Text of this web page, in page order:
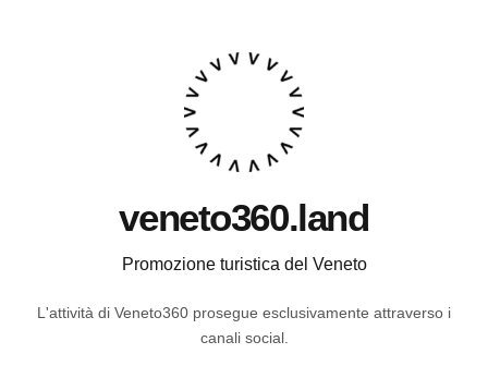
veneto360.land
Promozione turistica del Veneto
L'attività di Veneto360 prosegue esclusivamente attraverso i
canali social.